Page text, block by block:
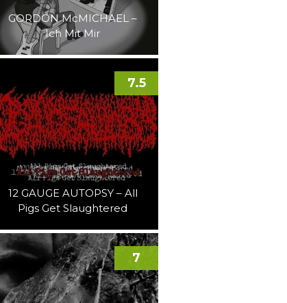
GORDON McMICHAEL –
Ich Mit Mir
12 GAUGE AUTOPSY – All
Pigs Get Slaughtered
7.5
7